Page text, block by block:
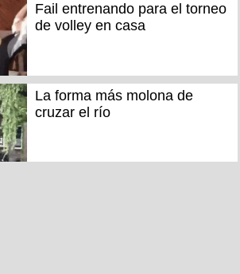
Fail entrenando para el torneo
de volley en casa
La forma más molona de
cruzar el río